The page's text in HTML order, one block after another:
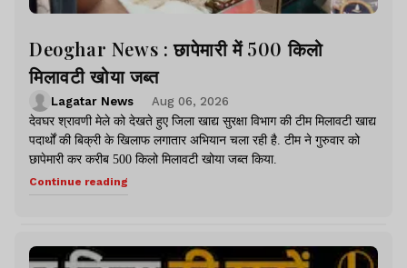
Deoghar News : छापेमारी में 500 किलो
मिलावटी खोया जब्त
Lagatar News
Aug 06, 2026
देवघर श्रावणी मेले को देखते हुए जिला खाद्य सुरक्षा विभाग की टीम मिलावटी खाद्य
पदार्थों की बिक्री के खिलाफ लगातार अभियान चला रही है. टीम ने गुरुवार को
छापेमारी कर करीब 500 किलो मिलावटी खोया जब्त किया.
Continue reading